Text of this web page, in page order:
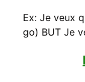
Ex: Je veux
go) BUT Je